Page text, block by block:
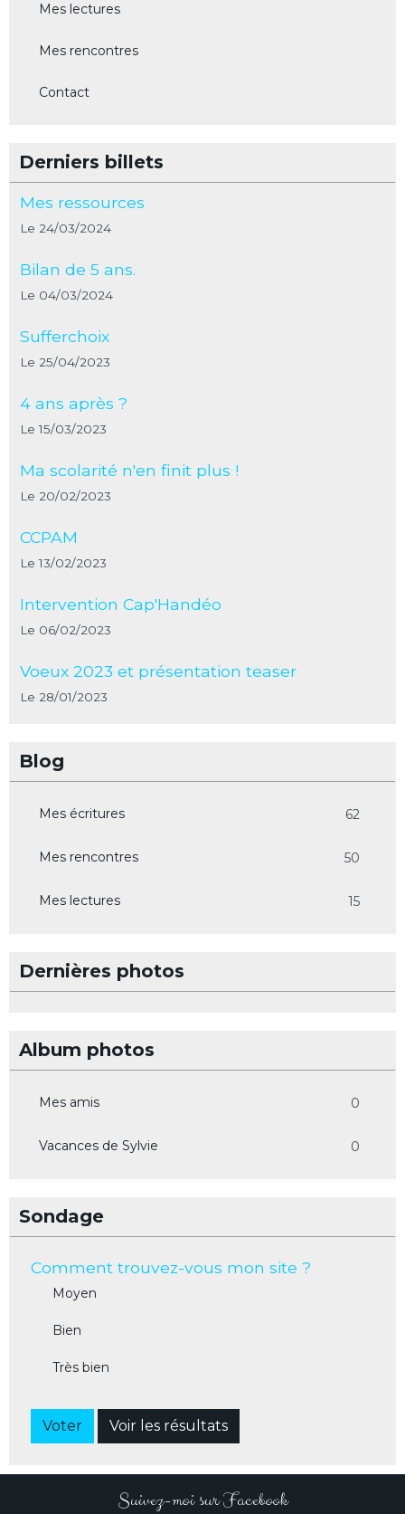
Mes lectures
Mes rencontres
Contact
Derniers billets
Mes ressources
Le 24/03/2024
Bilan de 5 ans.
Le 04/03/2024
Sufferchoix
Le 25/04/2023
4 ans après ?
Le 15/03/2023
Ma scolarité n'en finit plus !
Le 20/02/2023
CCPAM
Le 13/02/2023
Intervention Cap'Handéo
Le 06/02/2023
Voeux 2023 et présentation teaser
Le 28/01/2023
Blog
Mes écritures 62
Mes rencontres 50
Mes lectures 15
Dernières photos
Album photos
Mes amis 0
Vacances de Sylvie 0
Sondage
Comment trouvez-vous mon site ?
Moyen
Bien
Très bien
Voter Voir les résultats
Suivez-moi sur Facebook